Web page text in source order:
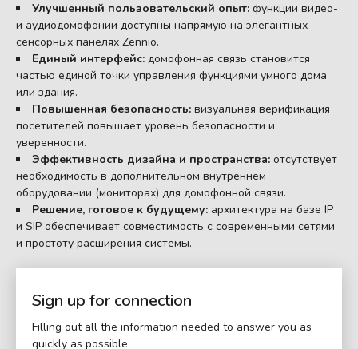
Улучшенный пользовательский опыт: функции видео-
и аудиодомофонии доступны напрямую на элегантных
сенсорных панелях Zennio.
Единый интерфейс: домофонная связь становится
частью единой точки управления функциями умного дома
или здания.
Повышенная безопасность: визуальная верификация
посетителей повышает уровень безопасности и
уверенности.
Эффективность дизайна и пространства: отсутствует
необходимость в дополнительном внутреннем
оборудовании (мониторах) для домофонной связи.
Решение, готовое к будущему: архитектура на базе IP
и SIP обеспечивает совместимость с современными сетями
и простоту расширения системы.
Sign up for connection
Filling out all the information needed to answer you as
quickly as possible